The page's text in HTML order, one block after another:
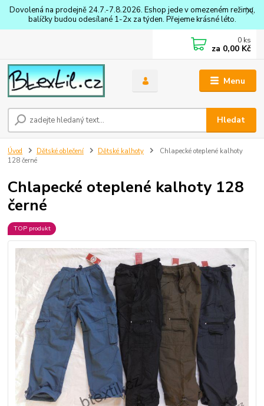
Dovolená na prodejně 24.7.-7.8.2026. Eshop jede v omezeném režimu,
balíčky budou odesílané 1-2x za týden. Přejeme krásné léto.
Menu
Hledat
0 ks
za 0,00 Kč
Úvod Dětské oblečení Dětské kalhoty
Chlapecké oteplené kalhoty
128 černé
Chlapecké oteplené kalhoty 128
černé
TOP produkt